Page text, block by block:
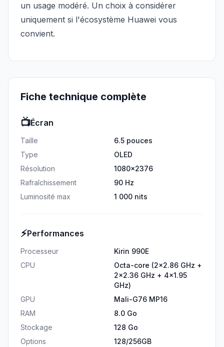
un usage modéré. Un choix à considérer
uniquement si l'écosystème Huawei vous
convient.
Fiche technique complète
📺Écran
Taille
6.5 pouces
Type
OLED
Résolution
1080x2376
Rafraîchissement
90 Hz
Luminosité max
1 000 nits
⚡Performances
Processeur
Kirin 990E
CPU
Octa-core (2x2.86 GHz +
2x2.36 GHz + 4x1.95
GHz)
GPU
Mali-G76 MP16
RAM
8.0 Go
Stockage
128 Go
Options
128/256GB